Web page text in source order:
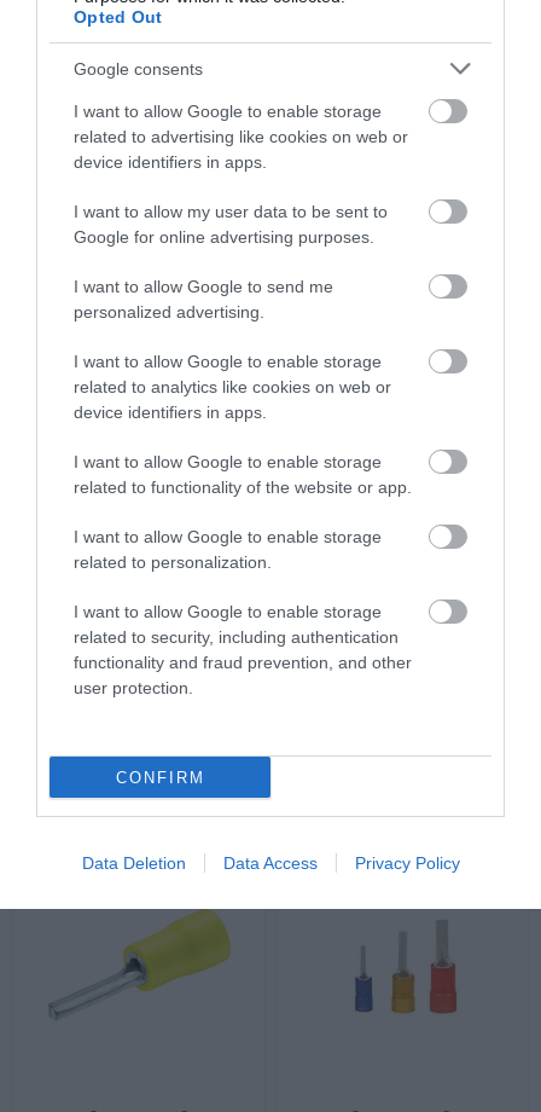
Opted Out
Google consents
I want to allow Google to enable storage
related to advertising like cookies on web or
device identifiers in apps.
I want to allow my user data to be sent to
Google for online advertising purposes.
I want to allow Google to send me
personalized advertising.
I want to allow Google to enable storage
related to analytics like cookies on web or
device identifiers in apps.
I want to allow Google to enable storage
related to functionality of the website or app.
I want to allow Google to enable storage
related to personalization.
I want to allow Google to enable storage
related to security, including authentication
functionality and fraud prevention, and other
user protection.
CONFIRM
Data Deletion Data Access Privacy Policy
Faston Θηλυκά 1.5-2.5mm²
6.3x0.8mm ΑΚ-ΑΚ-052 (100
Διαθέσιμο
6,76 €
Faston Θηλυκά 4-6mm²
6.3x0.8mm ΑΚ-ΑΚ-035 (100
Διαθέσιμο
Faston Θηλυκά 4-6mm²
6.3x0.8mm ΑΚ-ΑΚ-053 (100
9,07 €
Ακροδέκτες Ακίδος 1.5-
5,94 €